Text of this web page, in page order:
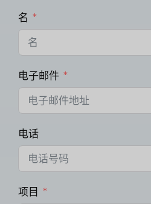
名
电子邮件
电话
项目